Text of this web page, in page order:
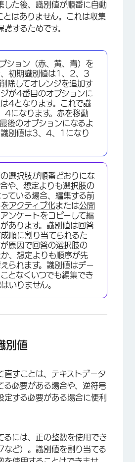
した後、識別値が順番に自動
とはありません。これは収集
するためです。
ション（赤、黄、青）を
初期識別値は1、2、3
除してオレンジを追加す
が4番目のオプションに
4となります。これで識
4になります。赤を移動
後のオプションになるよ
識別値は3、4、1になり
選択肢が順番どおりにな
や、想定よりも選択肢の
ている場合、編集する前
をアクティブ化または公開
ンケートをコピーして編
あります。識別値は回答
順に割り当てられるた
原因で回答の選択肢の
、想定よりも順序が先
られます。識別値はデー
となくいつでも編集でき
いりません。
別値
直すことは、テキストデータ
る必要がある場合や、逆符号
定する必要がある場合に便利
るには、正の整数を使用でき
ど）。識別値を割り当てる